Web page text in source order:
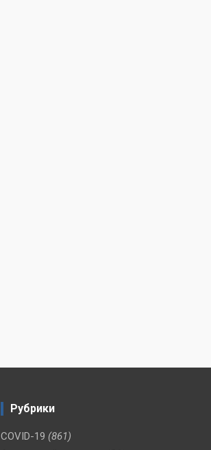
Рубрики
COVID-19 (861)